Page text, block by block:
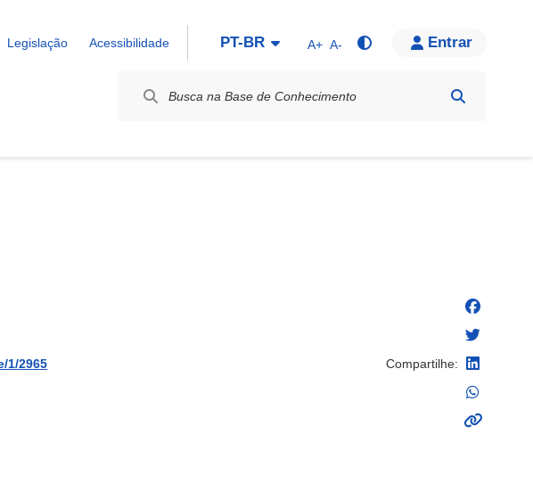
Legislação Acessibilidade PT-BR A+ A- Entrar
1/2965 Compartilhe: